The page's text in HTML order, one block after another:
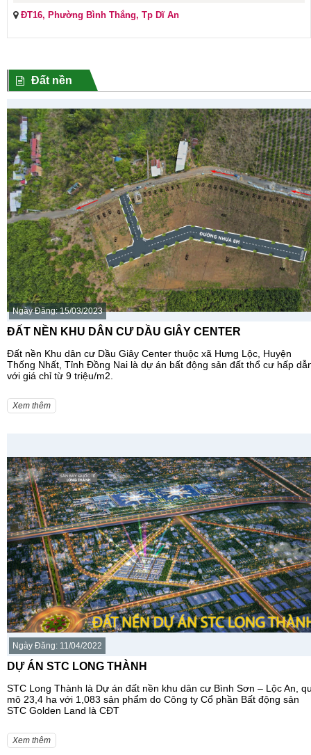
ĐT16, Phường Bình Thắng, Tp Dĩ An
Đất nền
Ngày Đăng: 15/03/2023
ĐẤT NỀN KHU DÂN CƯ DẦU GIÂY CENTER
Đất nền Khu dân cư Dầu Giây Center thuộc xã Hưng Lộc, Huyện
Thống Nhất, Tỉnh Đồng Nai là dự án bất động sản đất thổ cư hấp
với giá chỉ từ 9 triệu/m2.
Xem thêm
Ngày Đăng: 11/04/2022
DỰ ÁN STC LONG THÀNH
STC Long Thành là Dự án đất nền khu dân cư Bình Sơn – Lộc An,
mô 23,4 ha với 1,083 sản phẩm do Công ty Cổ phần Bất động sản
STC Golden Land là CĐT
Xem thêm